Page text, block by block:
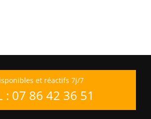
et réactifs 7j/7
: 07 86 42 36 51